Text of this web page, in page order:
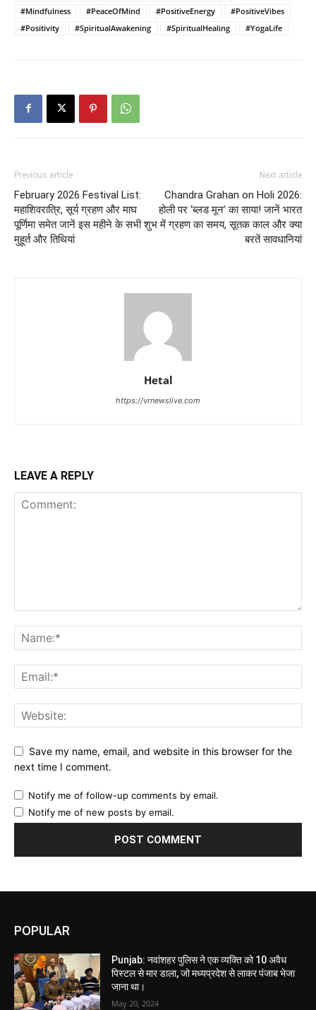
#Mindfulness
#PeaceOfMind #PositiveEnergy
#PositiveVibes
#Positivity
#SpiritualAwakening #SpiritualHealing #YogaLife
Previous article
February 2026 Festival List:
महाशिवरात्रि, सूर्य ग्रहण और माघ
पूर्णिमा समेत जानें इस महीने के सभी शुभ
मुहूर्त और तिथियां
Next article
Chandra Grahan on Holi 2026:
होली पर ‘ब्लड मून’ का साया! जानें भारत
में ग्रहण का समय, सूतक काल और क्या
बरतें सावधानियां
Hetal
https://vrnewslive.com
LEAVE A REPLY
Save my name, email, and website in this browser for the
next time I comment.
Notify me of follow-up comments by email.
Notify me of new posts by email.
POPULAR
Punjab: नवांशहर पुलिस ने एक व्यक्ति को 10 अवैध
पिस्टल से मार डाला, जो मध्यप्रदेश से लाकर पंजाब भेजा
जाना था।
May 20, 2024